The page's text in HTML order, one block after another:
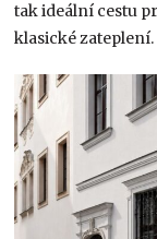
tak ideální cestu
klasické zateplení.